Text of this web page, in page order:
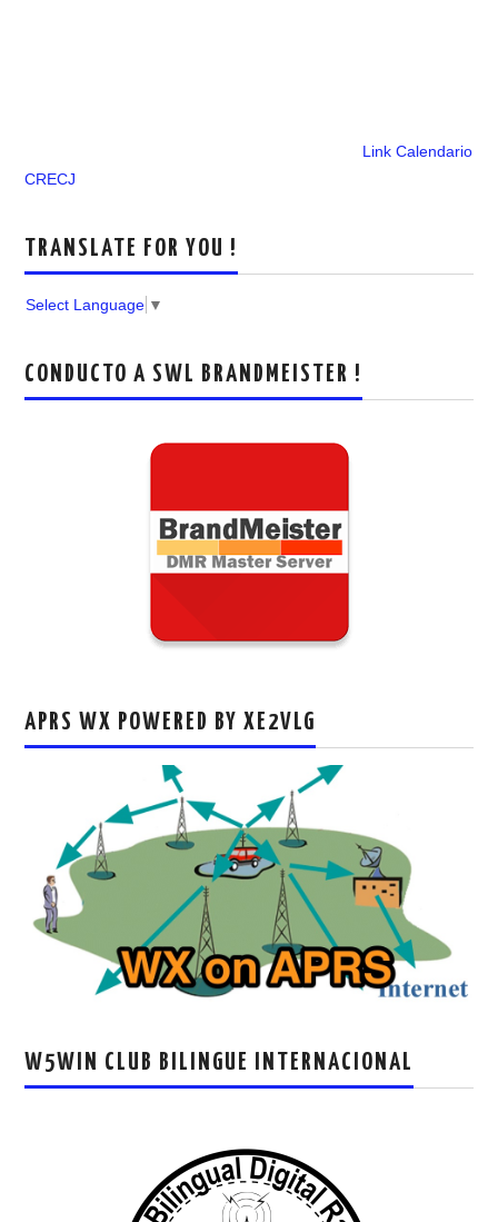
Link Calendario
CRECJ
TRANSLATE FOR YOU !
Select Language ▼
CONDUCTO A SWL BRANDMEISTER !
APRS WX POWERED BY XE2VLG
W5WIN CLUB BILINGUE INTERNACIONAL